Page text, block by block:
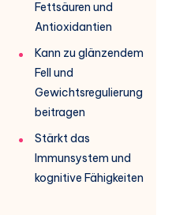
Fettsäuren und
Antioxidantien
Kann zu glänzendem
Fell und
Gewichtsregulierung
beitragen
Stärkt das
Immunsystem und
kognitive Fähigkeiten